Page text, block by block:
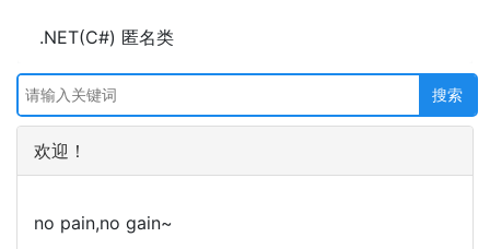
.NET(C#) 匿名类
欢迎！
no pain,no gain~